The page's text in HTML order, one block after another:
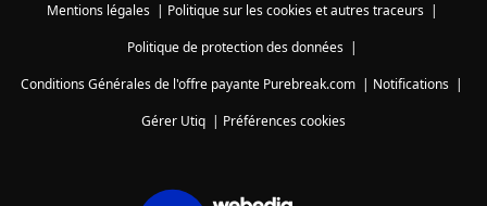
Mentions légales| Politique sur les cookies et autres traceurs|
Politique de protection des données|
Conditions Générales de l'offre payante Purebreak.com | Notifications |
Gérer Utiq | Préférences cookies